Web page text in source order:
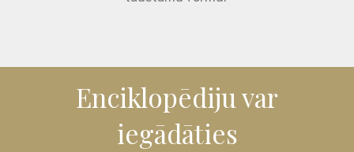
Enciklopēdiju var
iegādāties